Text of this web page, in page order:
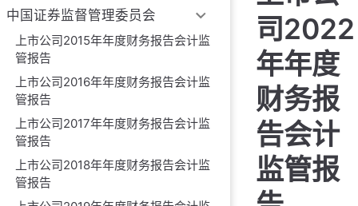
容
中国证券监督管理委员会
上市公司2015年年度财务报告会计监
管报告
上市公司2016年年度财务报告会计监
管报告
上市公司2017年年度财务报告会计监
管报告
上市公司2018年年度财务报告会计监
管报告
司2022
年年度
财务报
告会计
监管报